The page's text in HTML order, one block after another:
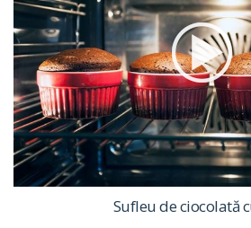
Sufleu de ciocolată